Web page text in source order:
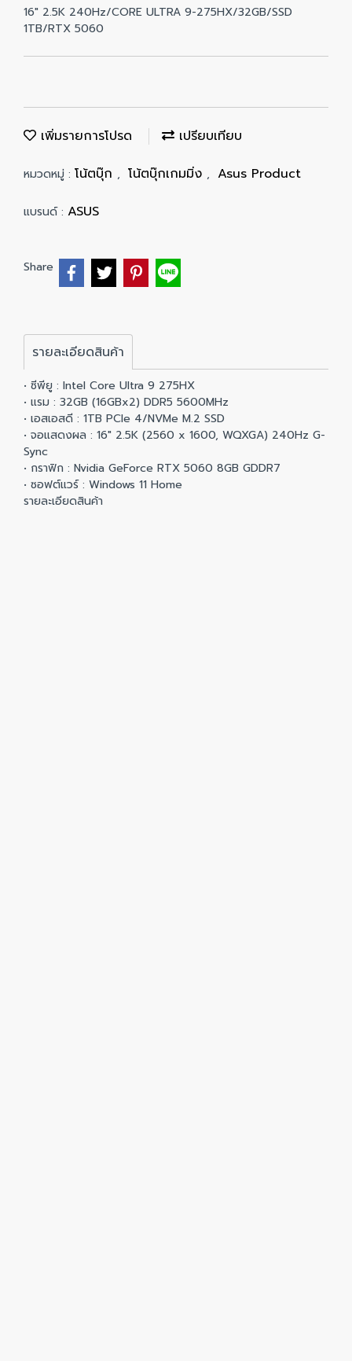
16" 2.5K 240Hz/CORE ULTRA 9-275HX/32GB/SSD
1TB/RTX 5060
เพิ่มรายการโปรด เปรียบเทียบ
หมวดหมู่ : โน้ตบุ๊ก , โน้ตบุ๊กเกมมิ่ง , Asus Product
แบรนด์ : ASUS
Share
รายละเอียดสินค้า
• ซีพียู : Intel Core Ultra 9 275HX
• แรม : 32GB (16GBx2) DDR5 5600MHz
• เอสเอสดี : 1TB PCIe 4/NVMe M.2 SSD
• จอแสดงผล : 16" 2.5K (2560 x 1600, WQXGA) 240Hz G-
Sync
• กราฟิก : Nvidia GeForce RTX 5060 8GB GDDR7
• ซอฟต์แวร์ : Windows 11 Home
รายละเอียดสินค้า